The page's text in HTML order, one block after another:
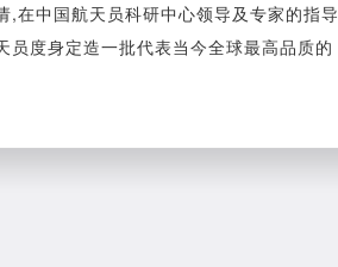
,在中国航天员科研中心领导及专家的指导
度身定造一批代表当今全球最高品质的